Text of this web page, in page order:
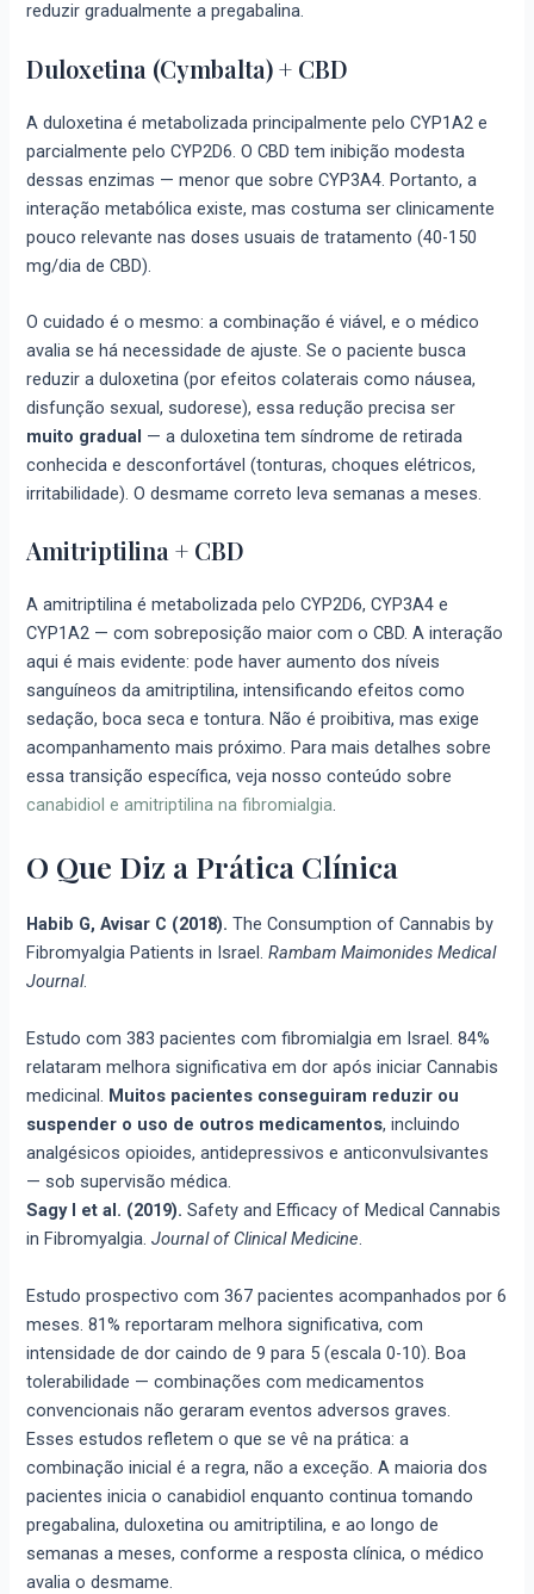
reduzir gradualmente a pregabalina.
Duloxetina (Cymbalta) + CBD
A duloxetina é metabolizada principalmente pelo CYP1A2 e
parcialmente pelo CYP2D6. O CBD tem inibição modesta
dessas enzimas — menor que sobre CYP3A4. Portanto, a
interação metabólica existe, mas costuma ser clinicamente
pouco relevante nas doses usuais de tratamento (40-150
mg/dia de CBD).
O cuidado é o mesmo: a combinação é viável, e o médico
avalia se há necessidade de ajuste. Se o paciente busca
reduzir a duloxetina (por efeitos colaterais como náusea,
disfunção sexual, sudorese), essa redução precisa ser
muito gradual — a duloxetina tem síndrome de retirada
conhecida e desconfortável (tonturas, choques elétricos,
irritabilidade). O desmame correto leva semanas a meses.
Amitriptilina + CBD
A amitriptilina é metabolizada pelo CYP2D6, CYP3A4 e
CYP1A2 — com sobreposição maior com o CBD. A interação
aqui é mais evidente: pode haver aumento dos níveis
sanguíneos da amitriptilina, intensificando efeitos como
sedação, boca seca e tontura. Não é proibitiva, mas exige
acompanhamento mais próximo. Para mais detalhes sobre
essa transição específica, veja nosso conteúdo sobre
canabidiol e amitriptilina na fibromialgia.
O Que Diz a Prática Clínica
Habib G, Avisar C (2018). The Consumption of Cannabis by
Fibromyalgia Patients in Israel.Rambam Maimonides Medical
Journal.
Estudo com 383 pacientes com fibromialgia em Israel. 84%
relataram melhora significativa em dor após iniciar Cannabis
medicinal. Muitos pacientes conseguiram reduzir ou
suspender o uso de outros medicamentos, incluindo
analgésicos opioides, antidepressivos e anticonvulsivantes
— sob supervisão médica.
Sagy I et al. (2019). Safety and Efficacy of Medical Cannabis
in Fibromyalgia.Journal of Clinical Medicine
Estudo prospectivo com 367 pacientes acompanhados por 6
meses. 81% reportaram melhora significativa, com
intensidade de dor caindo de 9 para 5 (escala 0-10). Boa
tolerabilidade — combinações com medicamentos
convencionais não geraram eventos adversos graves.
Esses estudos refletem o que se vê na prática: a
combinação inicial é a regra, não a exceção. A maioria dos
pacientes inicia o canabidiol enquanto continua tomando
pregabalina, duloxetina ou amitriptilina, e ao longo de
semanas a meses, conforme a resposta clínica, o médico
avalia o desmame.